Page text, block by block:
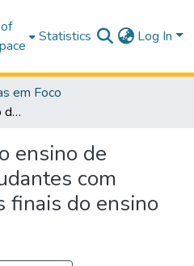
Statistics Log In
em Foco
Explorando o ar: o ensino de ciências para estudantes com autismo nos anos finais do ensino fundamental
ensino de
com
finais do ensino